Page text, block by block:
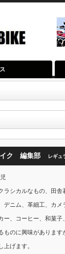
イク 編集部 レギュ
ラシカルなもの、田
デニム、革細工、カ
ー、コーヒー、和菓
ものに興味があります
上げます。